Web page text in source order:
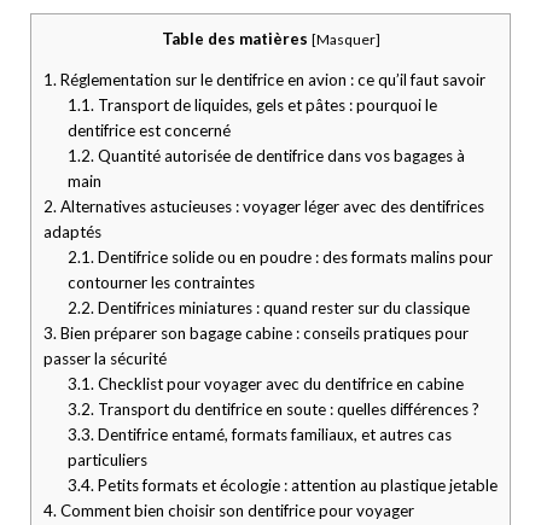
Table des matières [Masquer]
1.Réglementation sur le dentifrice en avion : ce qu’il faut savoir
1.1.Transport de liquides, gels et pâtes : pourquoi le
dentifrice est concerné
1.2.Quantité autorisée de dentifrice dans vos bagages à
main
2.Alternatives astucieuses : voyager léger avec des dentifrices
adaptés
2.1.Dentifrice solide ou en poudre : des formats malins pour
contourner les contraintes
2.2.Dentifrices miniatures : quand rester sur du classique
3.Bien préparer son bagage cabine : conseils pratiques pour
passer la sécurité
3.1.Checklist pour voyager avec du dentifrice en cabine
3.2.Transport du dentifrice en soute : quelles différences ?
3.3.Dentifrice entamé, formats familiaux, et autres cas
particuliers
3.4.Petits formats et écologie : attention au plastique jetable
4.Comment bien choisir son dentifrice pour voyager